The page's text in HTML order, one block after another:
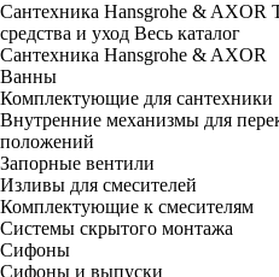
Сантехника Hansgrohe & AXOR
средства и уход Весь каталог
Сантехника Hansgrohe & AXOR
Ванны
Комплектующие для сантехники
Внутренние механизмы для
положений
Запорные вентили
Изливы для смесителей
Комплектующие к смесителям
Системы скрытого монтажа
Сифоны
Сифоны и выпуски